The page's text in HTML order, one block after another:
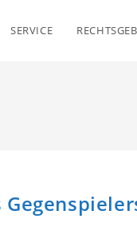
SERVICE